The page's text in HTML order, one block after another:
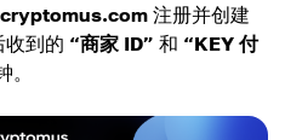
cryptomus.com 注册并创建
到的 “商家 ID” 和 “KEY 付